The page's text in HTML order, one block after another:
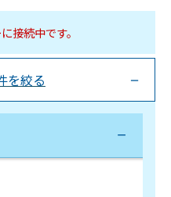
接続中です。
を絞る